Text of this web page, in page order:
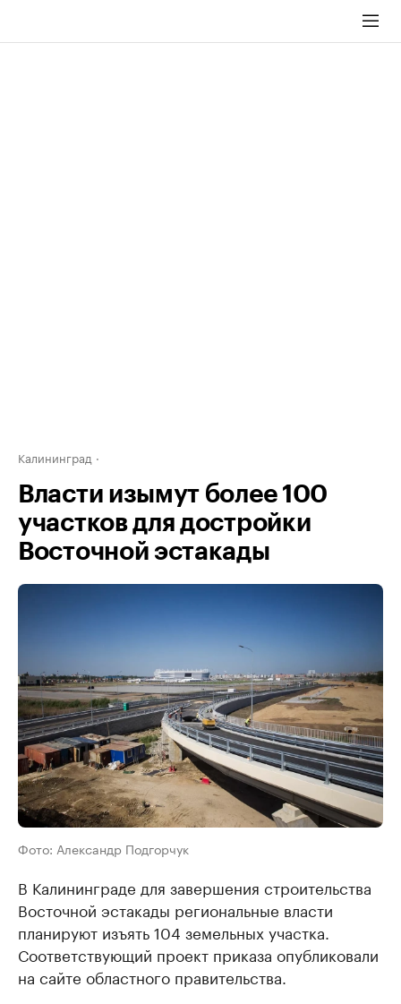
Калининград
Власти изымут более 100
участков для достройки
Восточной эстакады
Фото: Александр Подгорчук
В Калининграде для завершения строительства
Восточной эстакады региональные власти
планируют изъять 104 земельных участка.
Соответствующий проект приказа опубликовали
на сайте областного правительства.